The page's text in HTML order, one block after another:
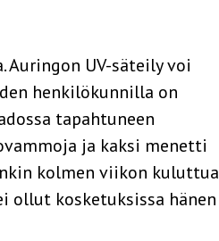
UV-säteily voi
henkilökunnilla on
tapahtuneen
ja kaksi menetti
kolmen viikon kuluttua
ollut kosketuksissa hänen